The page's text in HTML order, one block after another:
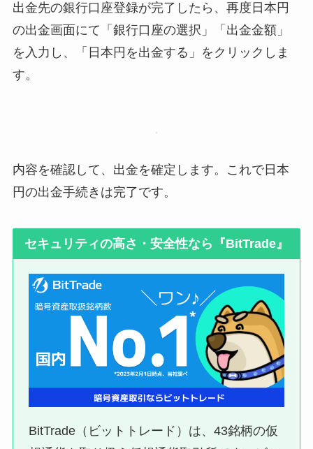
出金先の銀行口座登録が完了したら、再度日本円
の出金画面にて「銀行口座の選択」「出金金額」
を入力し、「日本円を出金する」をクリックしま
す。
内容を確認して、出金を確定します。これで日本
円の出金手続きは完了です。
セキュリティの高さ・安全性なら『BitTrade』
BitTrade（ビットトレード）は、43銘柄の仮